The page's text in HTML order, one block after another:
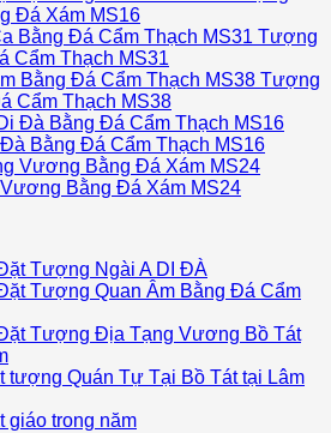
Đá Xám MS16
Tượng
Cẩm Thạch MS31
Tượng
Cẩm Thạch MS38
Bằng Đá Cẩm Thạch MS16
Bằng Đá Xám MS24
Tượng Ngài A DI ĐÀ
Tượng Quan Âm Bằng Đá Cẩm
Tượng Địa Tạng Vương Bồ Tát
tượng Quán Tự Tại Bồ Tát tại Lâm
giáo trong năm